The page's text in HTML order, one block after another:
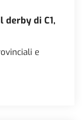
derby di C1,
e